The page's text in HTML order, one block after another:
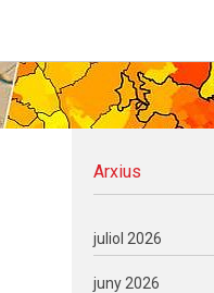
Arxius
juliol 2026
juny 2026